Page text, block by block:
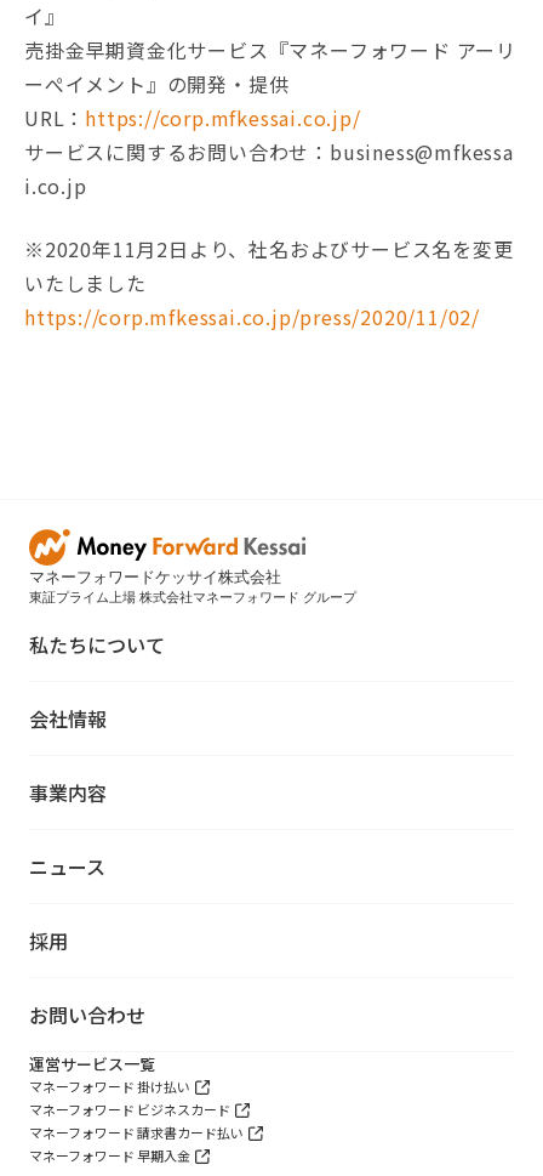
イ』
売掛金早期資金化サービス『マネーフォワード アーリ
ーぺイメント』の開発・提供
URL： https://corp.mfkessai.co.jp/
サービスに関するお問い合わせ：business@mfkessa
i.co.jp
※2020年11月2日より、社名およびサービス名を変更
いたしました
https://corp.mfkessai.co.jp/press/2020/11/02/
マネーフォワードケッサイ株式会社
東証プライム上場 株式会社マネーフォワード グループ
私たちについて
会社情報
事業内容
ニュース
採用
お問い合わせ
運営サービス一覧
マネーフォワード 掛け払い
マネーフォワード ビジネスカード
マネーフォワード 請求書カード払い
マネーフォワード 早期入金